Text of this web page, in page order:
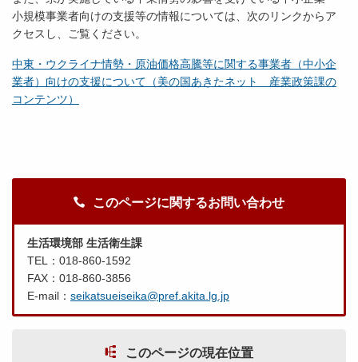
小規模事業者向けの支援等の情報については、次のリンクからア
クセスし、ご覧ください。
中東・ウクライナ情勢・原油価格高騰等に関する事業者（中小企
業者）向けの支援について（美の国あきたネット 産業政策課の
コンテンツ）
このページに関するお問い合わせ
生活環境部 生活衛生課
TEL：018-860-1592
FAX：018-860-3856
E-mail： seikatsueiseika@pref.akita.lg.jp
このページの現在位置